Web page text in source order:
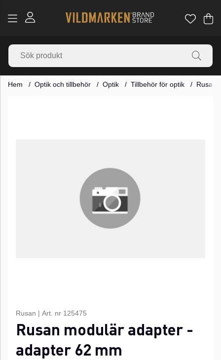
.
Hem Optik och tillbehör Optik Tillbehör för optik Rusan
Rusan | Art. nr 125475
Rusan modulär adapter -
adapter 62 mm